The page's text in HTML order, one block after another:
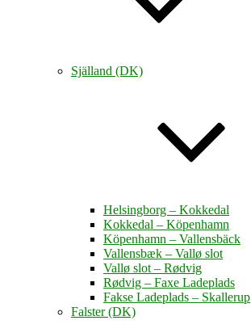
Själland (DK)
Helsingborg – Kokkedal
Kokkedal – Köpenhamn
Köpenhamn – Vallensbäck
Vallensbæk – Vallø slot
Vallø slot – Rødvig
Rødvig – Faxe Ladeplads
Fakse Ladeplads – Skallerup
Falster (DK)